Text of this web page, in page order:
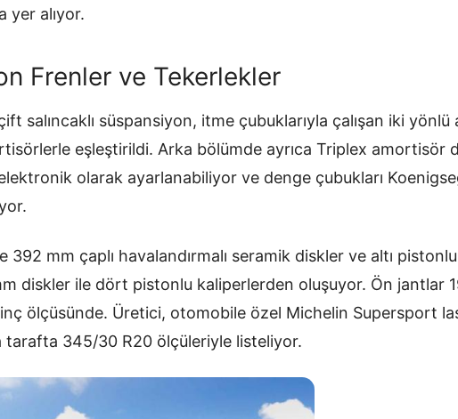
yer alıyor.
Frenler ve Tekerlekler
salıncaklı süspansiyon, itme çubuklarıyla çalışan iki
eşleştirildi. Arka bölümde ayrıca Triplex amortisör
olarak ayarlanabiliyor ve denge çubukları
392 mm çaplı havalandırmalı seramik diskler ve altı
diskler ile dört pistonlu kaliperlerden oluşuyor. Ön jantlar
ölçüsünde. Üretici, otomobile özel Michelin Supersport
tarafta 345/30 R20 ölçüleriyle listeliyor.